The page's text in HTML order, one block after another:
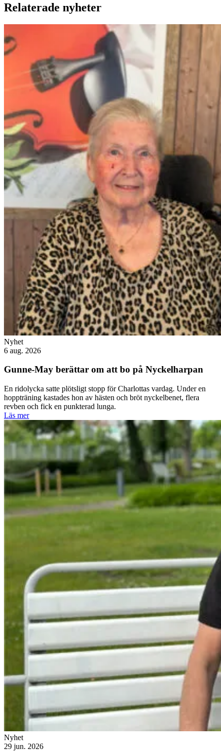
Relaterade nyheter
Nyhet
6 aug. 2026
Gunne-May berättar om att bo på Nyckelharpan
En ridolycka satte plötsligt stopp för Charlottas vardag. Under en
hoppträning kastades hon av hästen och bröt nyckelbenet, flera
revben och fick en punkterad lunga.
Läs mer
Nyhet
29 jun. 2026